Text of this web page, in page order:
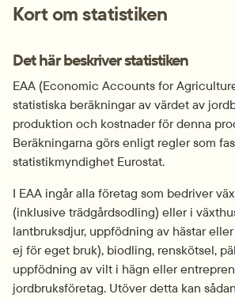
Kort om statistiken
Det här beskriver statistiken
EAA (Economic Accounts for
statistiska beräkningar av värdet av
produktion och kostnader för denna
Beräkningarna görs enligt regler som
statistikmyndighet Eurostat.
I EAA ingår alla företag som bedriver
(inklusive trädgårdsodling) eller i
lantbruksdjur, upp­födning av hästar
ej för eget bruk), biodling, renskötsel,
uppfödning av vilt i hägn eller
jordbruksföretag. Utöver detta kan